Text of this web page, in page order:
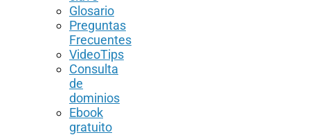
Glosario
Preguntas
Frecuentes
VideoTips
Consulta
de
dominios
Ebook
gratuito